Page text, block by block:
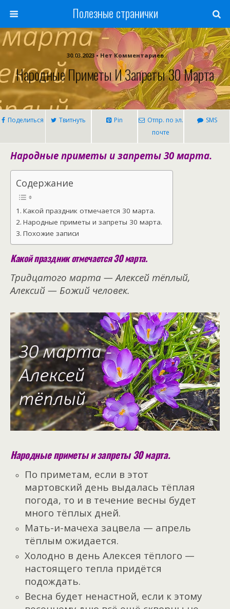
Полезные странички
30.03.2023 • Нет Комментариев
Народные Приметы И Запреты 30 Марта
Поделиться Твитнуть Pin
Отпр. по эл.
почте
SMS
Народные приметы и запреты 30 марта.
Содержание
Какой праздник отмечается 30 марта.
Народные приметы и запреты 30 марта.
Похожие записи
Какой праздник отмечается 30 марта.
Тридцатого марта — Алексей тёплый,
Алексий — Божий человек.
Народные приметы и запреты 30 марта.
По приметам, если в этот
мартовский день выдалась тёплая
погода, то и в течение весны будет
много тёплых дней.
Мать-и-мачеха зацвела — апрель
тёплым ожидается.
Холодно в день Алексея тёплого —
настоящего тепла придётся
подождать.
Весна будет ненастной, если к этому